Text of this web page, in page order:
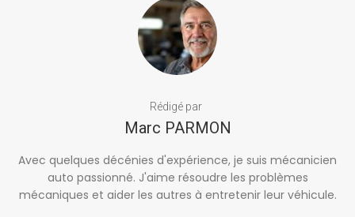
Rédigé par
Marc PARMON
Avec quelques décénies d'expérience, je suis mécanicien
auto passionné. J'aime résoudre les problèmes
mécaniques et aider les autres à entretenir leur véhicule.